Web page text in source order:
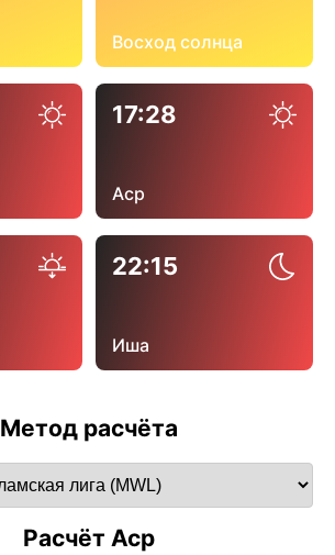
Восход солнца
17:28
Аср
22:15
Иша
Метод расчёта
Расчёт Аср